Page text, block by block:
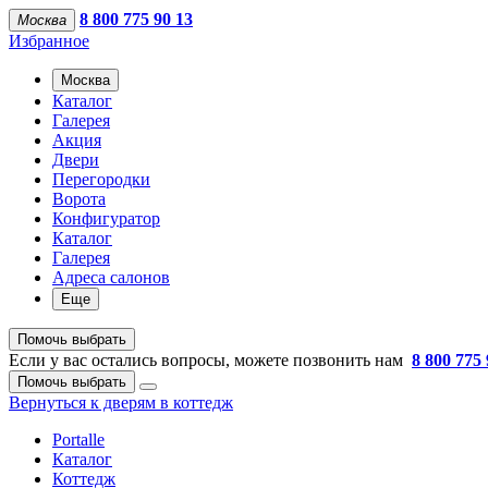
Москва
8 800 775 90 13
Избранное
Москва
Каталог
Галерея
Акция
Двери
Перегородки
Ворота
Конфигуратор
Каталог
Галерея
Адреса салонов
Еще
Помочь выбрать
Если у вас остались вопросы, можете позвонить нам 8 800 775
Помочь выбрать
Вернуться к дверям в коттедж
Portalle
Каталог
Коттедж